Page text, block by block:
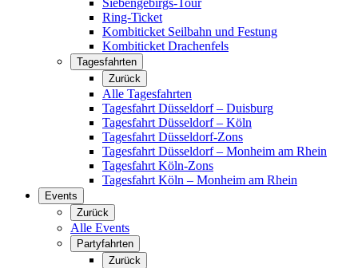
Siebengebirgs-Tour
Ring-Ticket
Kombiticket Seilbahn und Festung
Kombiticket Drachenfels
Tagesfahrten
Zurück
Alle Tagesfahrten
Tagesfahrt Düsseldorf – Duisburg
Tagesfahrt Düsseldorf – Köln
Tagesfahrt Düsseldorf-Zons
Tagesfahrt Düsseldorf – Monheim am Rhein
Tagesfahrt Köln-Zons
Tagesfahrt Köln – Monheim am Rhein
Events
Zurück
Alle Events
Partyfahrten
Zurück